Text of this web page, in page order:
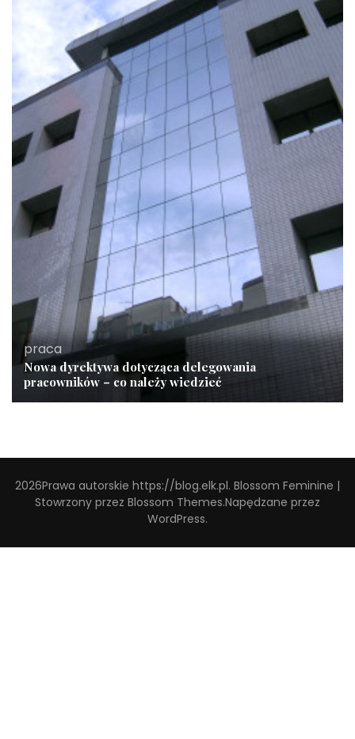
praca
Nowa dyrektywa dotycząca delegowania
pracowników – co należy wiedzieć
2026Prawa autorskie https://blog.elk.pl. Blossom Feminine |
Stowrzony przez Blossom Themes.Napędzane przez
WordPress.